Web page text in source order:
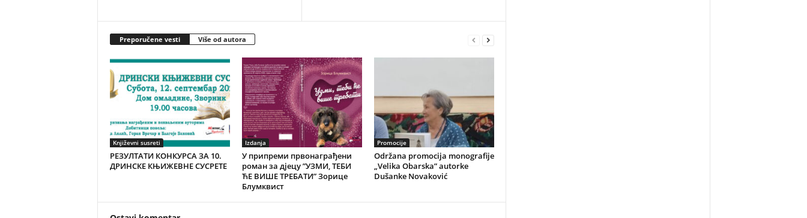
Preporučene vesti Više od autora
Književni susreti
РЕЗУЛТАТИ КОНКУРСА ЗА 10.
ДРИНСКЕ КЊИЖЕВНЕ СУСРЕТЕ
Izdanja
У припреми првонаграђени
роман за дјецу ”УЗМИ, ТЕБИ
ЋЕ ВИШЕ ТРЕБАТИ” Зорице
Блумквист
Promocije
Održana promocija monografije
„Velika Obarska” autorke
Dušanke Novaković